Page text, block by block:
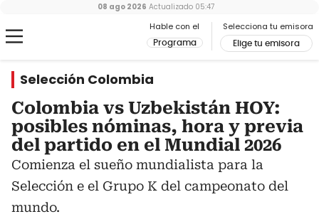
Hable con el
Programa
Selecciona tu emisora
Elige tu emisora
08 ago 2026 Actualizado 05:47
Selección Colombia
Colombia vs Uzbekistán HOY:
posibles nóminas, hora y previa
del partido en el Mundial 2026
Comienza el sueño mundialista para la
Selección e el Grupo K del campeonato del
mundo.